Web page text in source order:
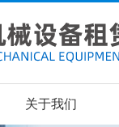
关于我们